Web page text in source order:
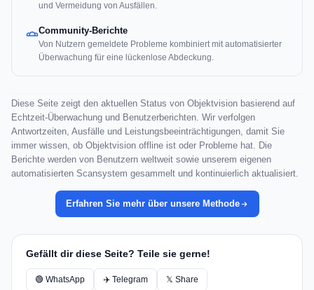
und Vermeidung von Ausfällen.
Community-Berichte
Von Nutzern gemeldete Probleme kombiniert mit automatisierter
Überwachung für eine lückenlose Abdeckung.
Diese Seite zeigt den aktuellen Status von Objektvision basierend auf
Echtzeit-Überwachung und Benutzerberichten. Wir verfolgen
Antwortzeiten, Ausfälle und Leistungsbeeinträchtigungen, damit Sie
immer wissen, ob Objektvision offline ist oder Probleme hat. Die
Berichte werden von Benutzern weltweit sowie unserem eigenen
automatisierten Scansystem gesammelt und kontinuierlich aktualisiert.
Erfahren Sie mehr über unsere Methode
Gefällt dir diese Seite? Teile sie gerne!
🟢 WhatsApp ✈️ Telegram 𝕏 Share